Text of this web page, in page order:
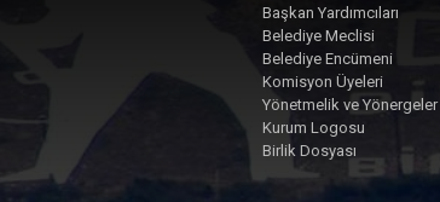
Başkan Yardımcıları
Belediye Meclisi
Belediye Encümeni
Komisyon Üyeleri
Yönetmelik ve Yönergeler
Kurum Logosu
Birlik Dosyası